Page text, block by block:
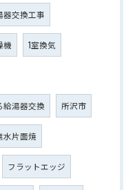
器交換工事
機 1室換気
給湯器交換 所沢市
水片面焼
フラットエッジ